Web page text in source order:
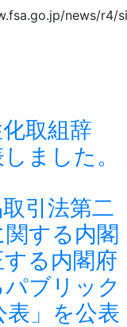
news/r4/
取組辞
ました。
引法第二
する内閣
る内閣府
ブリック
」を公表